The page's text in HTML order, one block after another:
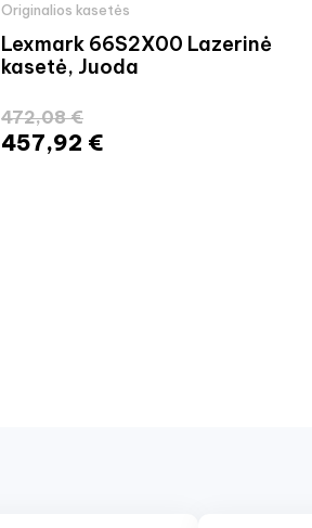
Originalios kasetės
Lexmark 66S2X00 Lazerinė
kasetė, Juoda
472,08 €
457,92 €